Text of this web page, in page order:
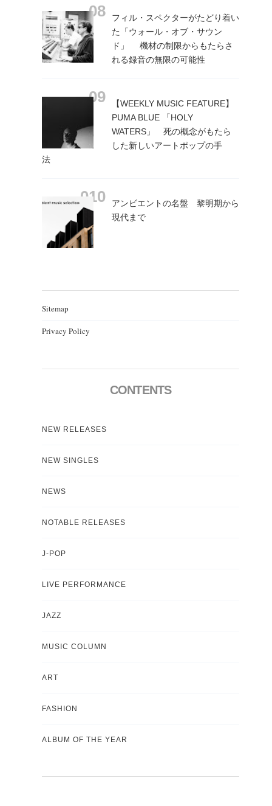
フィル・スペクターがたどり着い
た「ウォール・オブ・サウン
ド」 機材の制限からもたらさ
れる録音の無限の可能性
【WEEKLY MUSIC FEATURE】
PUMA BLUE 「HOLY
WATERS」 死の概念がもたら
した新しいアートポップの手
法
アンビエントの名盤 黎明期から
現代まで
Sitemap
Privacy Policy
CONTENTS
NEW RELEASES
NEW SINGLES
NEWS
NOTABLE RELEASES
J-POP
LIVE PERFORMANCE
JAZZ
MUSIC COLUMN
ART
FASHION
ALBUM OF THE YEAR